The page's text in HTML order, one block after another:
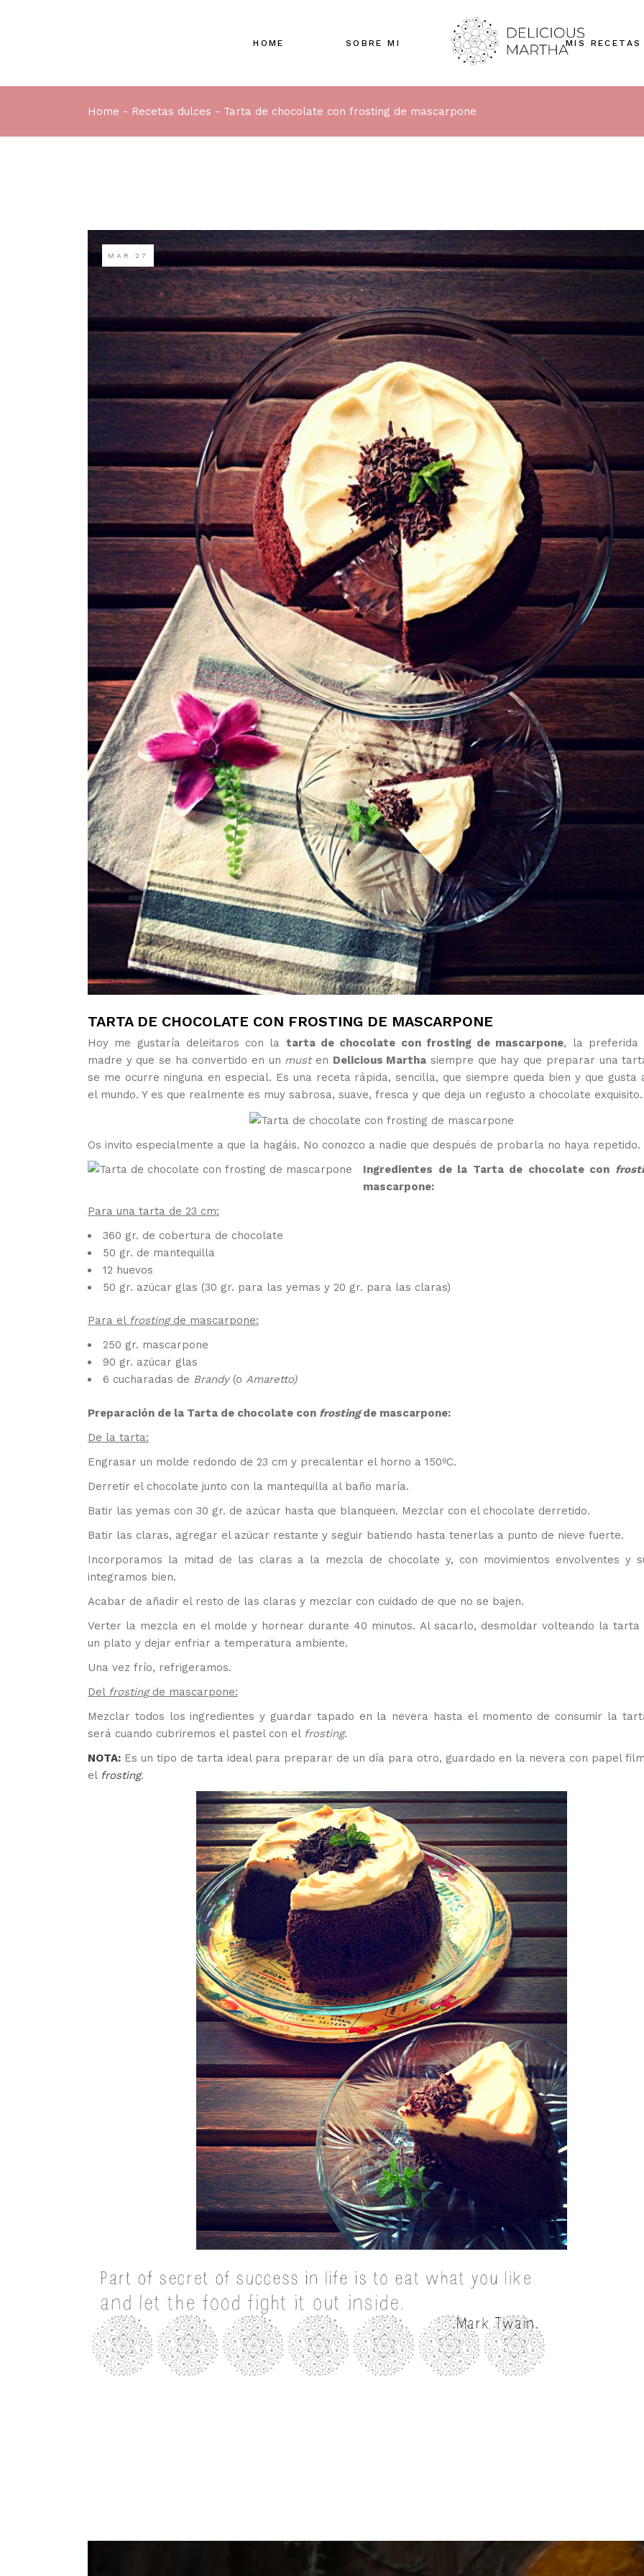
HOME SOBRE MI MIS RECETAS
Home Recetas dulces Tarta de chocolate con frosting de mascarpone
MAR 27
TARTA DE CHOCOLATE CON FROSTING DE MASCARPONE
Hoy me gustaría deleitaros con la tarta de chocolate con frosting de mascarpone, la preferida
madre y que se ha convertido en un musten Delicious Martha siempre que hay que preparar una
se me ocurre ninguna en especial. Es una receta rápida, sencilla, que siempre queda bien y que gusta
el mundo. Y es que realmente es muy sabrosa, suave, fresca y que deja un regusto a chocolate exquisito.
Os invito especialmente a que la hagáis. No conozco a nadie que después de probarla no haya repetido.
Ingredientes de la Tarta de chocolate con
mascarpone:
Para una tarta de 23 cm:
360 gr. de cobertura de chocolate
50 gr. de mantequilla
12 huevos
50 gr. azúcar glas (30 gr. para las yemas y 20 gr. para las claras)
Para el frostingde mascarpone:
250 gr. mascarpone
90 gr. azúcar glas
6 cucharadas de Brandy(o Amaretto)
Preparación de la Tarta de chocolate con frostingde mascarpone:
De la tarta:
Engrasar un molde redondo de 23 cm y precalentar el horno a 150ºC.
Derretir el chocolate junto con la mantequilla al baño maría.
Batir las yemas con 30 gr. de azúcar hasta que blanqueen. Mezclar con el chocolate derretido.
Batir las claras, agregar el azúcar restante y seguir batiendo hasta tenerlas a punto de nieve fuerte.
Incorporamos la mitad de las claras a la mezcla de chocolate y, con movimientos envolventes y
integramos bien.
Acabar de añadir el resto de las claras y mezclar con cuidado de que no se bajen.
Verter la mezcla en el molde y hornear durante 40 minutos. Al sacarlo, desmoldar volteando la tarta
un plato y dejar enfriar a temperatura ambiente.
Una vez frío, refrigeramos.
Del frostingde mascarpone:
Mezclar todos los ingredientes y guardar tapado en la nevera hasta el momento de consumir la
será cuando cubriremos el pastel con el frosting.
NOTA: Es un tipo de tarta ideal para preparar de un día para otro, guardado en la nevera con papel
el frosting.